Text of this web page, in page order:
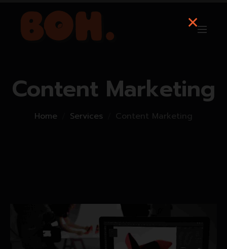
Content Marketing
Home Services Content Marketing